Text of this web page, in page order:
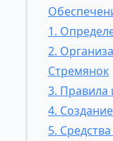
1.
2.
Стремянок
3.
4.
5.